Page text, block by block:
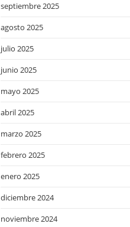
septiembre 2025
agosto 2025
julio 2025
junio 2025
mayo 2025
abril 2025
marzo 2025
febrero 2025
enero 2025
diciembre 2024
noviembre 2024